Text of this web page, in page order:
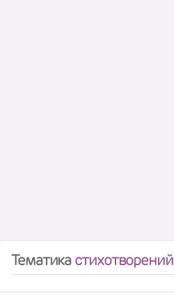
Тематикастихотворений